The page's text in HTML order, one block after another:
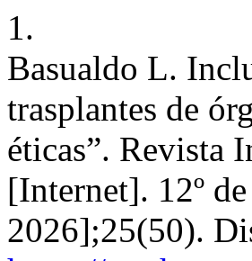
1.
Basualdo L.
trasplantes de
éticas”. Revista
[Internet]. 12º
2026];25(50).